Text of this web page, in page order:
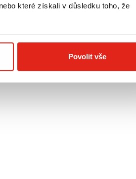
které získali v důsledku toho, že
Povolit vše